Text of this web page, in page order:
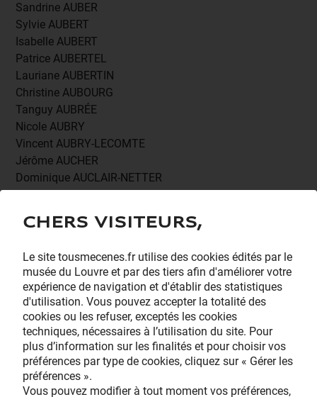
Sandrine AUBER
Sylvie AUBERT
Isabelle AUBERT
Patrice AUBERTEL
Lauriane AUBERTIN
Christine AUBOURG
Tanguy AUBRÉE
Nicole AUBRY
Vincent AUBRY-LECOMTE
Jérôme AUCHER
Dominique AUCLAIR-NETTER
Colette AUDEON
Sophie-Christine AUDIBERT
Henri AUDIER
Helene AUDOUX ARNAUD
Michel AUDOUY
Francine AUDOYNAUD
Alexandre AUDRAIN
Helene AUDRERIE
Roger AUDROIN
Salomé AUDRY
Chers visiteurs,
Le site tousmecenes.fr utilise des cookies édités par le
musée du Louvre et par des tiers afin d'améliorer votre
expérience de navigation et d'établir des statistiques
d'utilisation. Vous pouvez accepter la totalité des
cookies ou les refuser, exceptés les cookies
techniques, nécessaires à l’utilisation du site. Pour
plus d’information sur les finalités et pour choisir vos
préférences par type de cookies, cliquez sur « Gérer les
préférences ».
Vous pouvez modifier à tout moment vos préférences,